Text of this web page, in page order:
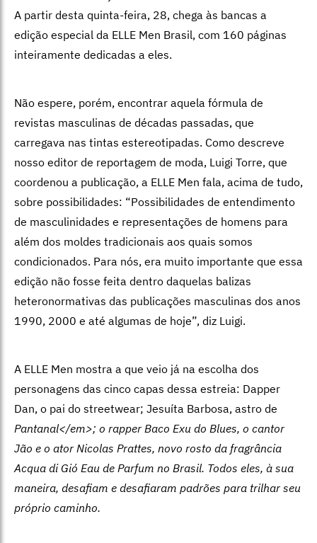
A partir desta quinta-feira, 28, chega às bancas a
edição especial da ELLE Men Brasil, com 160 páginas
inteiramente dedicadas a eles.
Não espere, porém, encontrar aquela fórmula de
revistas masculinas de décadas passadas, que
carregava nas tintas estereotipadas. Como descreve
nosso editor de reportagem de moda, Luigi Torre, que
coordenou a publicação, a ELLE Men fala, acima de tudo,
sobre possibilidades: “Possibilidades de entendimento
de masculinidades e representações de homens para
além dos moldes tradicionais aos quais somos
condicionados. Para nós, era muito importante que essa
edição não fosse feita dentro daquelas balizas
heteronormativas das publicações masculinas dos anos
1990, 2000 e até algumas de hoje”, diz Luigi.
A ELLE Men mostra a que veio já na escolha dos
personagens das cinco capas dessa estreia: Dapper
Dan, o pai do streetwear; Jesuíta Barbosa, astro de
Pantanal</em>; o rapper Baco Exu do Blues, o cantor
Jão e o ator Nicolas Prattes, novo rosto da fragrância
Acqua di Gió Eau de Parfum no Brasil. Todos eles, à sua
maneira, desafiam e desafiaram padrões para trilhar seu
próprio caminho.